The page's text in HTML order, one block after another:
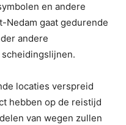
en andere
Nedam gaat gedurende
andere
locaties verspreid
hebben op de reistijd
van wegen zullen